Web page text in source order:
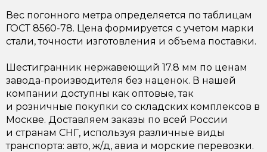
Вес погонного метра определяется по таблицам
ГОСТ 8560-78. Цена формируется с учетом марки
стали, точности изготовления и объема поставки.
Шестигранник нержавеющий 17.8 мм по ценам
завода-производителя без наценок. В нашей
компании доступны как оптовые, так
и розничные покупки со складских комплексов в
Москве. Доставляем заказы по всей России
и странам СНГ, используя различные виды
транспорта: авто, ж/д, авиа и морские перевозки.